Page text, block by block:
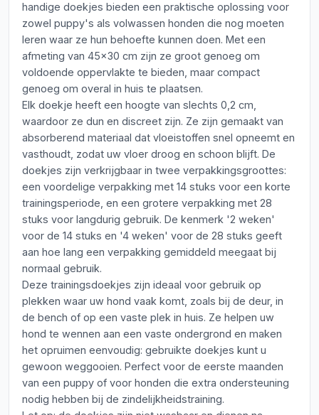
handige doekjes bieden een praktische oplossing voor
zowel puppy's als volwassen honden die nog moeten
leren waar ze hun behoefte kunnen doen. Met een
afmeting van 45x30 cm zijn ze groot genoeg om
voldoende oppervlakte te bieden, maar compact
genoeg om overal in huis te plaatsen.
Elk doekje heeft een hoogte van slechts 0,2 cm,
waardoor ze dun en discreet zijn. Ze zijn gemaakt van
absorberend materiaal dat vloeistoffen snel opneemt en
vasthoudt, zodat uw vloer droog en schoon blijft. De
doekjes zijn verkrijgbaar in twee verpakkingsgroottes:
een voordelige verpakking met 14 stuks voor een korte
trainingsperiode, en een grotere verpakking met 28
stuks voor langdurig gebruik. De kenmerk '2 weken'
voor de 14 stuks en '4 weken' voor de 28 stuks geeft
aan hoe lang een verpakking gemiddeld meegaat bij
normaal gebruik.
Deze trainingsdoekjes zijn ideaal voor gebruik op
plekken waar uw hond vaak komt, zoals bij de deur, in
de bench of op een vaste plek in huis. Ze helpen uw
hond te wennen aan een vaste ondergrond en maken
het opruimen eenvoudig: gebruikte doekjes kunt u
gewoon weggooien. Perfect voor de eerste maanden
van een puppy of voor honden die extra ondersteuning
nodig hebben bij de zindelijkheidstraining.